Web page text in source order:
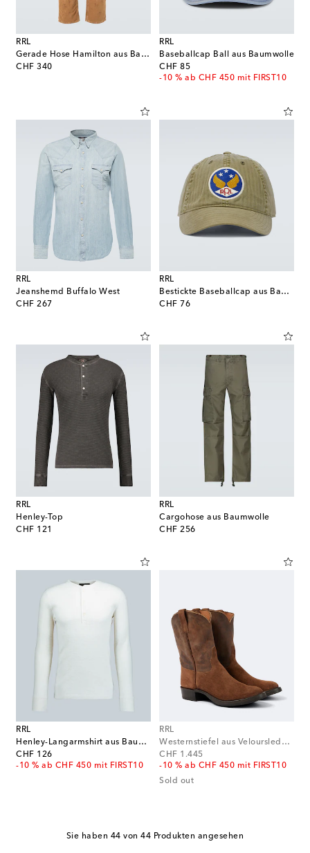
RRL
Gerade Hose Hamilton aus Baumwolle
CHF 340
original price
RRL
Baseballcap Ball aus Baumwolle
CHF 85
original price
-10 % ab CHF 450 mit FIRST10
RRL
Jeanshemd Buffalo West
CHF 267
original price
RRL
Bestickte Baseballcap aus Baumwolle
CHF 76
original price
RRL
Henley-Top
CHF 121
original price
RRL
Cargohose aus Baumwolle
CHF 256
original price
RRL
Henley-Langarmshirt aus Baumwolle
CHF 126
original price
-10 % ab CHF 450 mit FIRST10
RRL
Westernstiefel aus Veloursleder und Leder
CHF 1.445
original price
-10 % ab CHF 450 mit FIRST10
Sold out
Sie haben 44 von 44 Produkten angesehen